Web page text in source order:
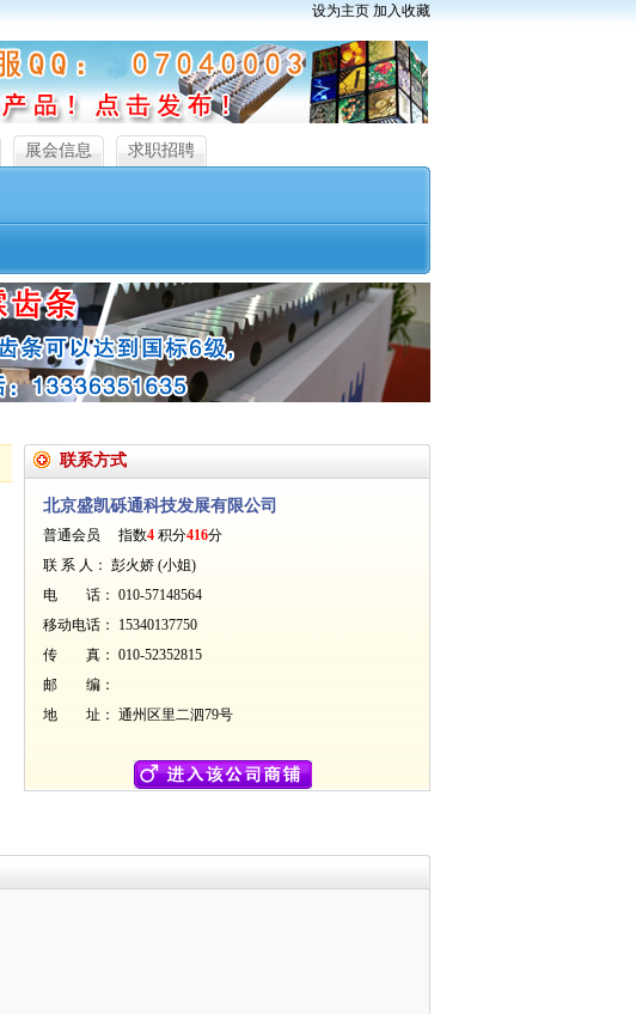
设为主页 加入收藏
展会信息 求职招聘
联系方式
北京盛凯砾通科技发展有限公司
普通会员 指数4 积分416分
联 系 人： 彭火娇 (小姐)
电 话： 010-57148564
移动电话： 15340137750
传 真： 010-52352815
邮 编：
地 址： 通州区里二泗79号